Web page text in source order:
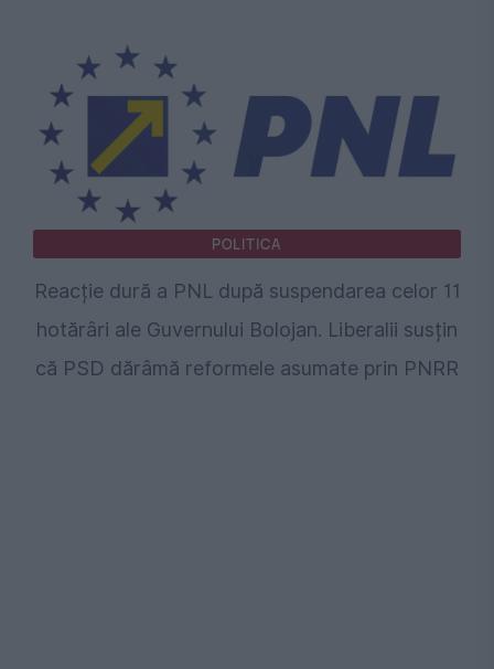
POLITICA
Reacție dură a PNL după suspendarea celor 11
hotărâri ale Guvernului Bolojan. Liberalii susțin
că PSD dărâmă reformele asumate prin PNRR